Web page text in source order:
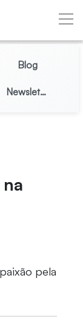
Blog
Newsletter
pela